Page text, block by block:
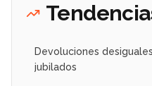
Devoluciones
jubilados